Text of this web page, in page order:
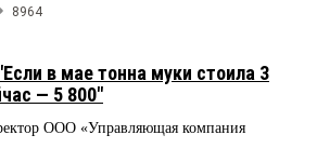
8964
в мае тонна муки стоила 3
— 5 800"
ООО «Управляющая компания